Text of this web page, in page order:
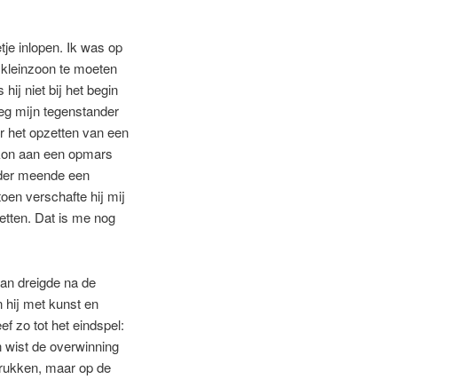
inlopen. Ik was op
te moeten
hij niet bij het begin
mijn tegenstander
het opzetten van een
aan een opmars
meende een
verschafte hij mij
Dat is me nog
dreigde na de
hij met kunst en
zo tot het eindspel:
wist de overwinning
maar op de